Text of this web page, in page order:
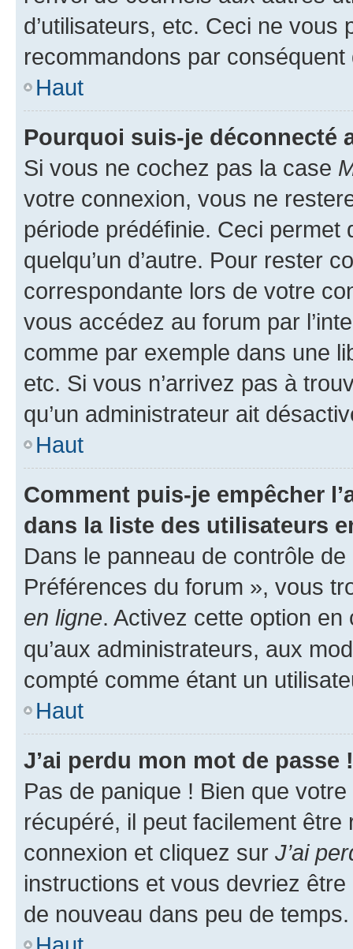
d’utilisateurs, etc. Ceci ne vous
recommandons par conséquent
Haut
Pourquoi suis-je déconnecté
Si vous ne cochez pas la case
votre connexion, vous ne
période prédéfinie. Ceci permet
quelqu’un d’autre. Pour rester
correspondante lors de votre
vous accédez au forum par
comme par exemple dans une
etc. Si vous n’arrivez pas à
qu’un administrateur ait
Haut
Comment puis-je empêcher
dans la liste des utilisateurs
Dans le panneau de contrôle
Préférences du forum », vous
en ligne. Activez cette option
qu’aux administrateurs, aux
compté comme étant un
Haut
J’ai perdu mon mot de passe !
Pas de panique ! Bien que
récupéré, il peut facilement
connexion et cliquez sur J’ai
instructions et vous devriez
de nouveau dans peu de temps.